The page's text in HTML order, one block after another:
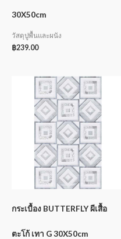
30X50cm
วัสดุปูพื้นและผนัง
฿239.00
กระเบื้อง BUTTERFLY ผีเสื้อ
ตะโก้ เทา G 30X50cm